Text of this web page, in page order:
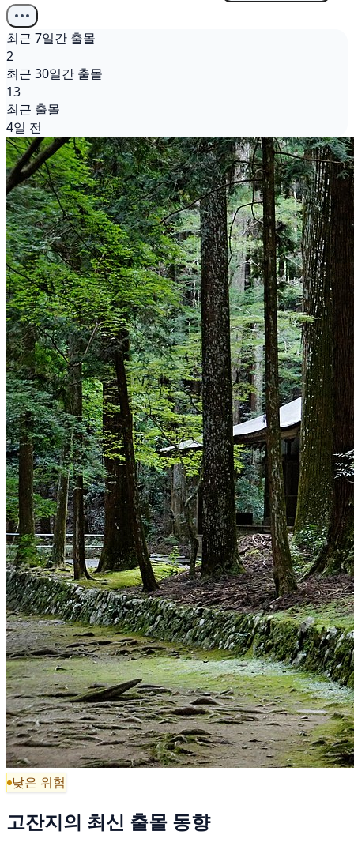
최근 7일간 출몰
2
최근 30일간 출몰
13
최근 출몰
4일 전
낮은 위험
고잔지의 최신 출몰 동향